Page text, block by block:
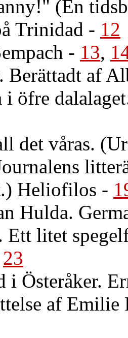
(En
Trinidad - 12
- 13,
Berättadt af
i öfre
det våras.
Heliofilos -
Hulda.
Ett litet
23
i Österåker.
af Emilie